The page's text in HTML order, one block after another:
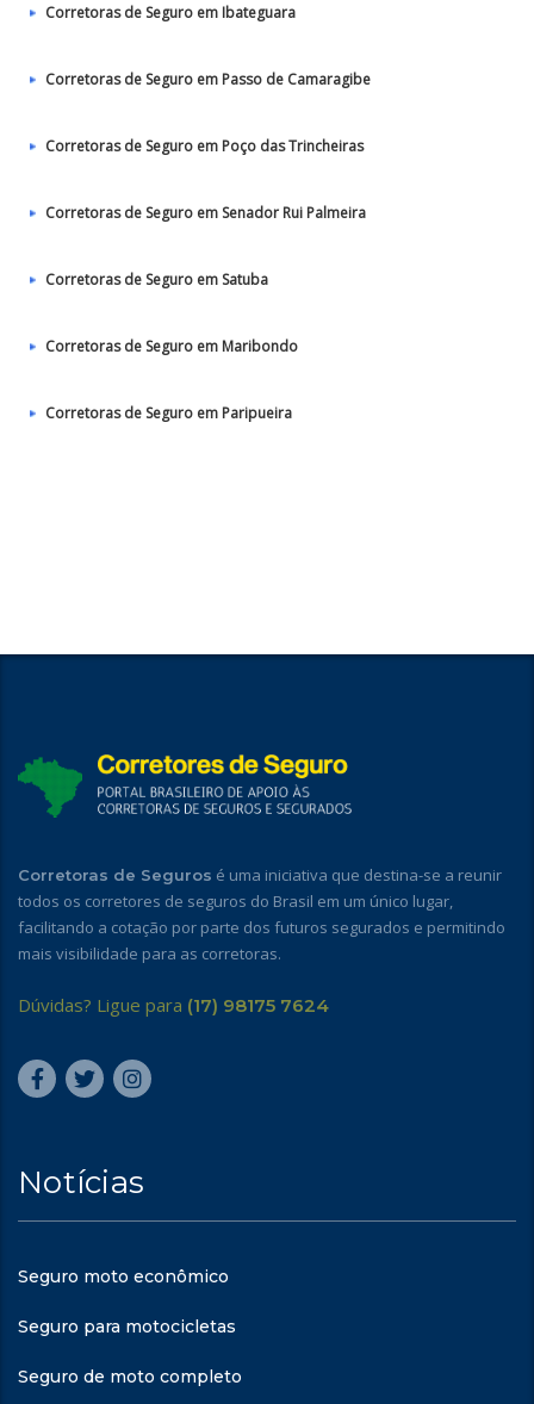
Corretoras de Seguro em Ibateguara
Corretoras de Seguro em Passo de Camaragibe
Corretoras de Seguro em Poço das Trincheiras
Corretoras de Seguro em Senador Rui Palmeira
Corretoras de Seguro em Satuba
Corretoras de Seguro em Maribondo
Corretoras de Seguro em Paripueira
Corretoras de Seguros é uma iniciativa que destina-se a reunir
todos os corretores de seguros do Brasil em um único lugar,
facilitando a cotação por parte dos futuros segurados e permitindo
mais visibilidade para as corretoras.
Dúvidas? Ligue para (17) 98175 7624
Notícias
Seguro moto econômico
Seguro para motocicletas
Seguro de moto completo